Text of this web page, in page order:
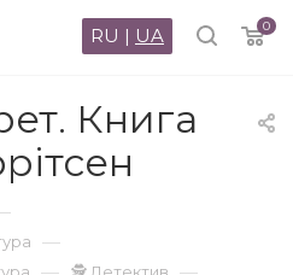
0
RU | UA
Книга
—